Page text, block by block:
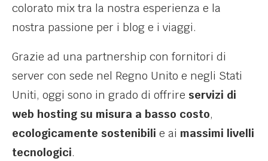
colorato mix tra la nostra esperienza e la
nostra passione per i blog e i viaggi.
Grazie ad una partnership con fornitori di
server con sede nel Regno Unito e negli Stati
Uniti, oggi sono in grado di offrire servizi di
web hosting su misura a basso costo,
ecologicamente sostenibili e ai massimi livelli
tecnologici.